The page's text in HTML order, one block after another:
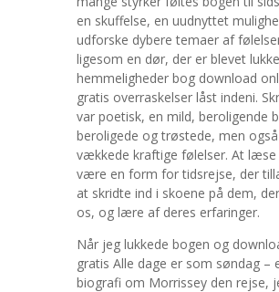
en skuffelse, en uudnyttet
udforske dybere temaer af
ligesom en dør, der er blevet
hemmeligheder bog download
gratis overraskelser låst indeni.
var poetisk, en mild, beroligende
beroligede og trøstede, men også
vækkede kraftige følelser. At læse
være en form for tidsrejse, der
at skridte ind i skoene på dem,
os, og lære af deres erfaringer.
Når jeg lukkede bogen og
gratis Alle dage er som søndag –
biografi om Morrissey den rejse,